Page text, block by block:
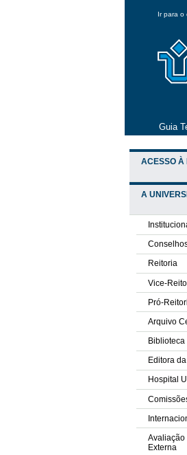
Ir para o
Guia
ACESSO À
A
Reitoria
Vice-
Pró-
Arquivo
Biblioteca
Editora
Hospital
Avaliação
Externa